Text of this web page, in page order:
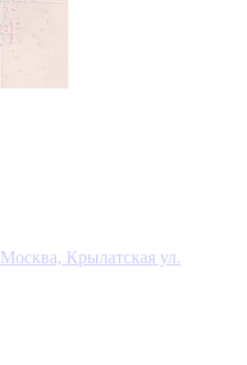
Москва, Крылатская ул.